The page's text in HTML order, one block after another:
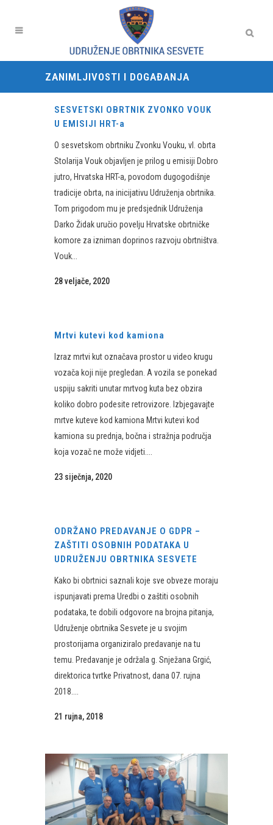
ZANIMLJIVOSTI I DOGAĐANJA
SESVETSKI OBRTNIK ZVONKO VOUK
U EMISIJI HRT-a
O sesvetskom obrtniku Zvonku Vouku, vl. obrta
Stolarija Vouk objavljen je prilog u emisiji Dobro
jutro, Hrvatska HRT-a, povodom dugogodišnje
tradicije obrta, na inicijativu Udruženja obrtnika.
Tom prigodom mu je predsjednik Udruženja
Darko Židak uručio povelju Hrvatske obrtničke
komore za izniman doprinos razvoju obrtništva.
Vouk...
28 veljače, 2020
Mrtvi kutevi kod kamiona
Izraz mrtvi kut označava prostor u video krugu
vozača koji nije pregledan. A vozila se ponekad
uspiju sakriti unutar mrtvog kuta bez obzira
koliko dobro podesite retrovizore. Izbjegavajte
mrtve kuteve kod kamiona Mrtvi kutevi kod
kamiona su prednja, bočna i stražnja područja
koja vozač ne može vidjeti....
23 siječnja, 2020
ODRŽANO PREDAVANJE O GDPR –
ZAŠTITI OSOBNIH PODATAKA U
UDRUŽENJU OBRTNIKA SESVETE
Kako bi obrtnici saznali koje sve obveze moraju
ispunjavati prema Uredbi o zaštiti osobnih
podataka, te dobili odgovore na brojna pitanja,
Udruženje obrtnika Sesvete je u svojim
prostorijama organiziralo predavanje na tu
temu. Predavanje je održala g. Snježana Grgić,
direktorica tvrtke Privatnost, dana 07. rujna
2018....
21 rujna, 2018